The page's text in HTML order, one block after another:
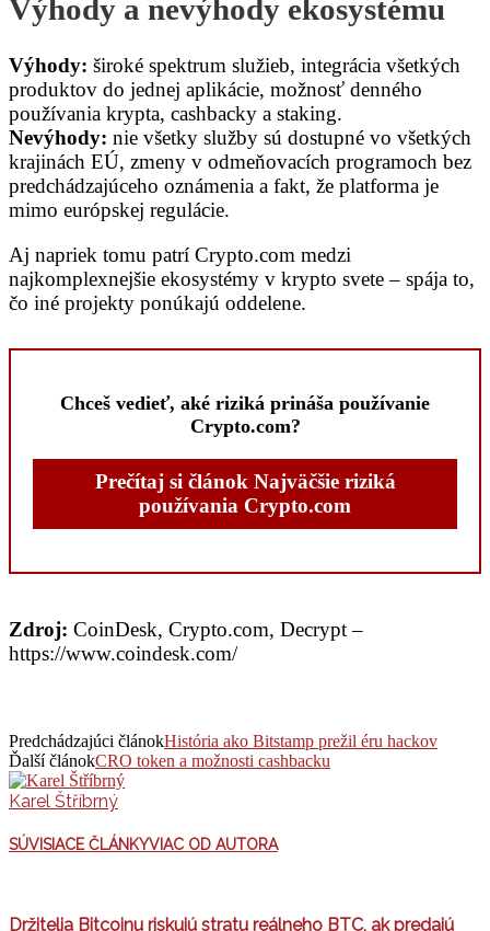
Výhody a nevýhody ekosystému
Výhody: široké spektrum služieb, integrácia všetkých
produktov do jednej aplikácie, možnosť denného
používania krypta, cashbacky a staking.
Nevýhody: nie všetky služby sú dostupné vo všetkých
krajinách EÚ, zmeny v odmeňovacích programoch bez
predchádzajúceho oznámenia a fakt, že platforma je
mimo európskej regulácie.
Aj napriek tomu patrí Crypto.com medzi
najkomplexnejšie ekosystémy v krypto svete – spája to,
čo iné projekty ponúkajú oddelene.
Chceš vedieť, aké riziká prináša používanie
Crypto.com?
Prečítaj si článok Najväčšie riziká
používania Crypto.com
Zdroj: CoinDesk, Crypto.com, Decrypt –
https://www.coindesk.com/
Predchádzajúci článokHistória ako Bitstamp prežil éru hackov
Ďalší článokCRO token a možnosti cashbacku
Karel Štříbrný
SÚVISIACE ČLÁNKYVIAC OD AUTORA
Držitelia Bitcoinu riskujú stratu reálneho BTC, ak predajú